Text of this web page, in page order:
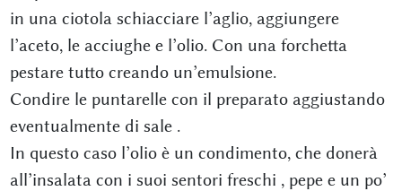
in una ciotola schiacciare l’aglio, aggiungere
l’aceto, le acciughe e l’olio. Con una forchetta
pestare tutto creando un’emulsione.
Condire le puntarelle con il preparato aggiustando
eventualmente di sale .
In questo caso l’olio è un condimento, che donerà
all’insalata con i suoi sentori freschi , pepe e un po’